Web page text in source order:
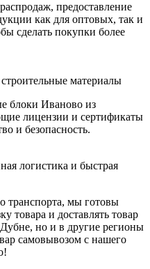
предоставление
как для оптовых, так и
сделать покупки более
материалы
блоки Иваново из
лицензии и сертификаты
и безопасность.
логистика и быстрая
транспорта, мы готовы
товара и доставлять товар
но и в другие регионы
самовывозом с нашего